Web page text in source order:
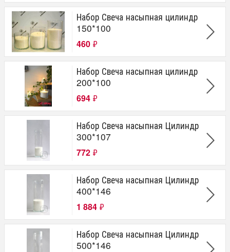
Набор Свеча насыпная цилиндр
150*100
460 ₽
Набор Свеча насыпная цилиндр
200*100
694 ₽
Набор Свеча насыпная Цилиндр
300*107
772 ₽
Набор Свеча насыпная Цилиндр
400*146
1 884 ₽
Набор Свеча насыпная Цилиндр
500*146